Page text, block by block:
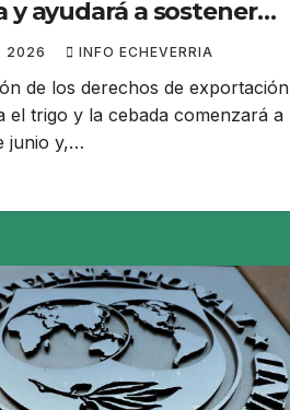
y ayudará a sostener
2026 INFO ECHEVERRIA
de los derechos de exportación
el trigo y la cebada comenzará a
junio y,…